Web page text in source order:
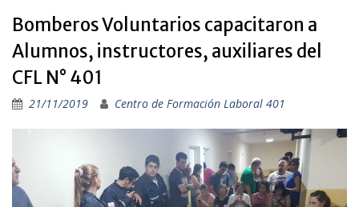
Bomberos Voluntarios capacitaron a
Alumnos, instructores, auxiliares del
CFL N° 401
21/11/2019 Centro de Formación Laboral 401